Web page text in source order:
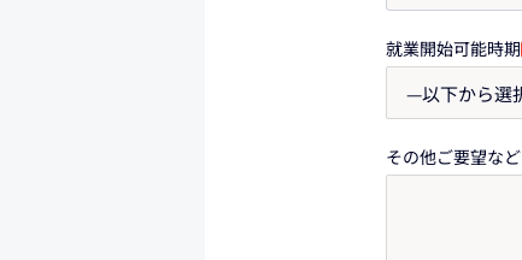
就業開始可能時期
その他ご要望など